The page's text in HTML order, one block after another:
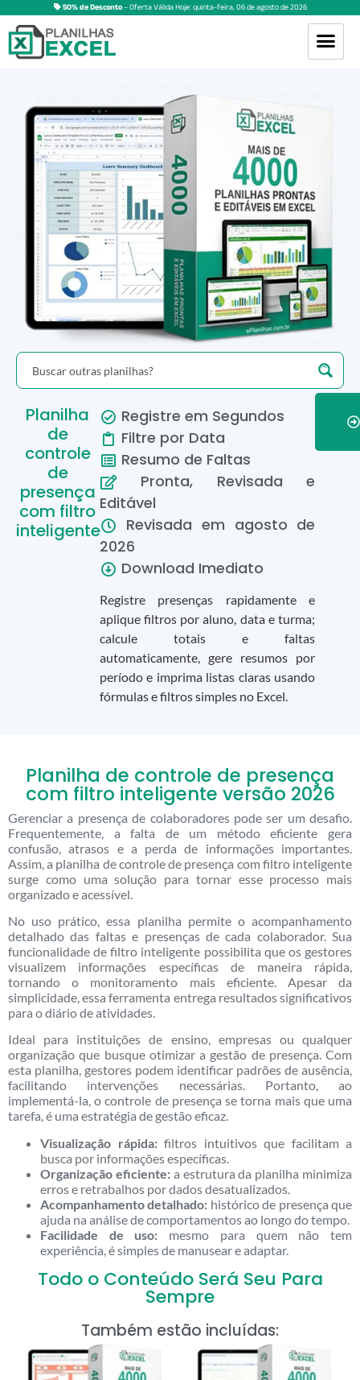
50% de Desconto– Oferta Válida Hoje:quinta-feira,06deagostode2026
Planilha
de
controle
de
presença
com filtro
inteligente
Registre em Segundos
Filtre por Data
Resumo de Faltas
Pronta, Revisada e
Editável
Revisada em agosto de
2026
Download Imediato
Registre presenças rapidamente e
aplique filtros por aluno, data e turma;
calcule totais e faltas
automaticamente, gere resumos por
período e imprima listas claras usando
fórmulas e filtros simples no Excel.
Planilha de controle de presença
com filtro inteligente versão 2026
Gerenciar a presença de colaboradores pode ser um desafio.
Frequentemente, a falta de um método eficiente gera
confusão, atrasos e a perda de informações importantes.
Assim, a planilha de controle de presença com filtro inteligente
surge como uma solução para tornar esse processo mais
organizado e acessível.
No uso prático, essa planilha permite o acompanhamento
detalhado das faltas e presenças de cada colaborador. Sua
funcionalidade de filtro inteligente possibilita que os gestores
visualizem informações específicas de maneira rápida,
tornando o monitoramento mais eficiente. Apesar da
simplicidade, essa ferramenta entrega resultados significativos
para o diário de atividades.
Ideal para instituições de ensino, empresas ou qualquer
organização que busque otimizar a gestão de presença. Com
esta planilha, gestores podem identificar padrões de ausência,
facilitando intervenções necessárias. Portanto, ao
implementá-la, o controle de presença se torna mais que uma
tarefa, é uma estratégia de gestão eficaz.
Visualização rápida:filtros intuitivos que facilitam a
busca por informações específicas.
Organização eficiente:a estrutura da planilha minimiza
erros e retrabalhos por dados desatualizados.
Acompanhamento detalhado: histórico de presença que
ajuda na análise de comportamentos ao longo do tempo.
Facilidade de uso: mesmo para quem não tem
experiência, é simples de manusear e adaptar.
Todo o Conteúdo Será Seu Para
Sempre
Também estão incluídas: